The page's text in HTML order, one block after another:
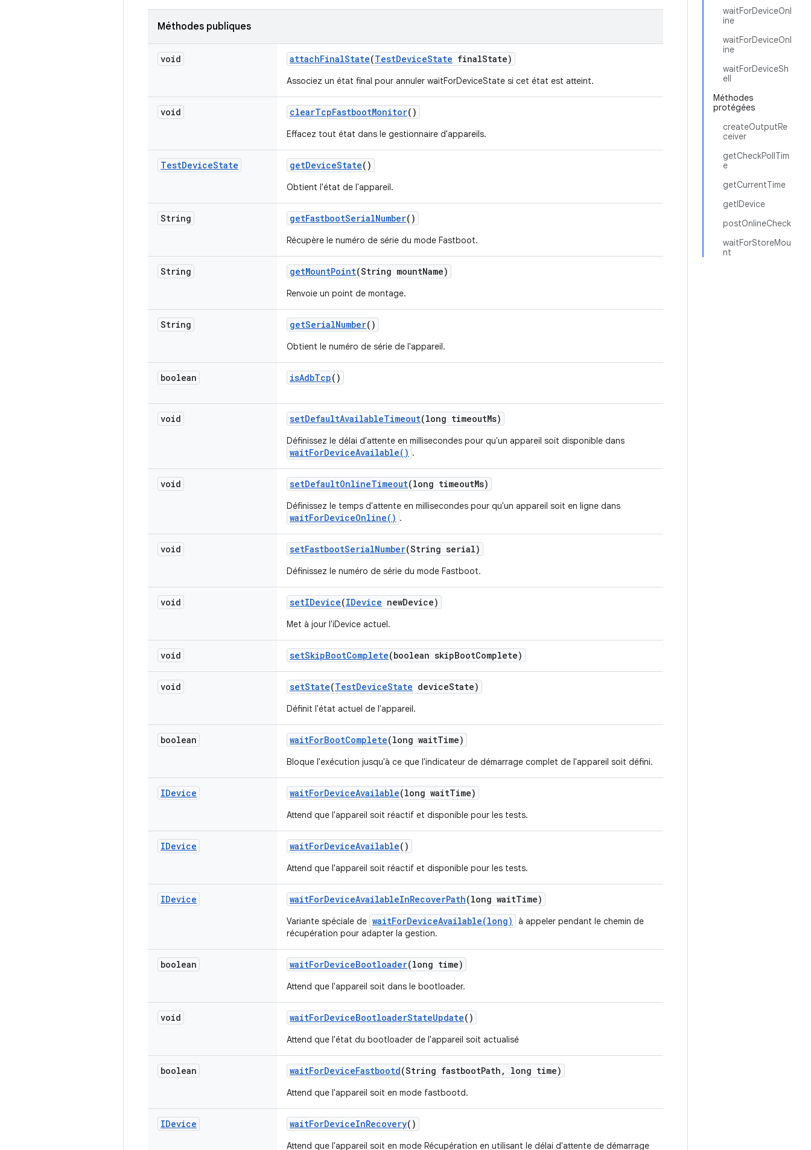
waitForDeviceOnl
ine
waitForDeviceOnl
ine
waitForDeviceSh
ell
Méthodes
protégées
createOutputRe
ceiver
getCheckPollTim
e
getCurrentTime
getIDevice
postOnlineCheck
waitForStoreMou
nt
Méthodes publiques
void attachFinalState(TestDeviceState finalState)
Associez un état final pour annuler waitForDeviceState si cet état est atteint.
void clearTcpFastbootMonitor()
Effacez tout état dans le gestionnaire d'appareils.
TestDeviceState getDeviceState()
Obtient l'état de l'appareil.
String getFastbootSerialNumber()
Récupère le numéro de série du mode Fastboot.
String getMountPoint(String mountName)
Renvoie un point de montage.
String getSerialNumber()
Obtient le numéro de série de l'appareil.
boolean isAdbTcp()
void setDefaultAvailableTimeout(long timeoutMs)
Définissez le délai d'attente en millisecondes pour qu'un appareil soit disponible dans
waitForDeviceAvailable() .
void setDefaultOnlineTimeout(long timeoutMs)
Définissez le temps d'attente en millisecondes pour qu'un appareil soit en ligne dans
waitForDeviceOnline() .
void setFastbootSerialNumber(String serial)
Définissez le numéro de série du mode Fastboot.
void setIDevice(IDevice newDevice)
Met à jour l'iDevice actuel.
void setSkipBootComplete(boolean skipBootComplete)
void setState(TestDeviceState deviceState)
Définit l'état actuel de l'appareil.
boolean waitForBootComplete(long waitTime)
Bloque l'exécution jusqu'à ce que l'indicateur de démarrage complet de l'appareil soit défini.
IDevice waitForDeviceAvailable(long waitTime)
Attend que l'appareil soit réactif et disponible pour les tests.
IDevice waitForDeviceAvailable()
Attend que l'appareil soit réactif et disponible pour les tests.
IDevice waitForDeviceAvailableInRecoverPath(long waitTime)
Variante spéciale de waitForDeviceAvailable(long)
à appeler pendant le chemin de
récupération pour adapter la gestion.
boolean waitForDeviceBootloader(long time)
Attend que l'appareil soit dans le bootloader.
void waitForDeviceBootloaderStateUpdate()
Attend que l'état du bootloader de l'appareil soit actualisé
boolean waitForDeviceFastbootd(String fastbootPath , long time)
Attend que l'appareil soit en mode fastbootd.
IDevice waitForDeviceInRecovery()
Attend que l'appareil soit en mode Récupération en utilisant le délai d'attente de démarrage